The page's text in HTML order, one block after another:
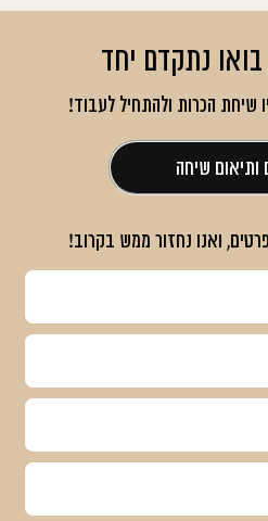
בואו נתקדם יחד
שיחת הכרות ולהתחיל לעבוד!
ותיאום שיחה
ואנו נחזור ממש בקרוב!